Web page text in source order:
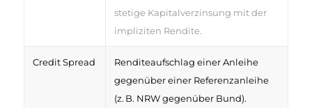
stetige Kapitalverzinsung mit der
impliziten Rendite.
Credit Spread
Renditeaufschlag einer Anleihe
gegenüber einer Referenzanleihe
(z. B. NRW gegenüber Bund).